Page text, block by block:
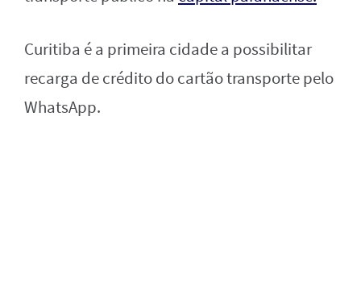
Curitiba é a primeira cidade a possibilitar
recarga de crédito do cartão transporte pelo
WhatsApp.